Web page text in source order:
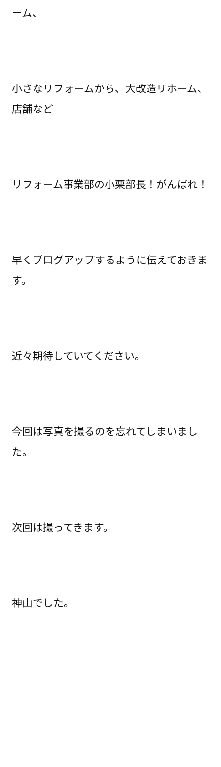
ーム、
小さなリフォームから、大改造リホーム、
店舗など
リフォーム事業部の小栗部長！がんばれ！
早くブログアップするように伝えておきま
す。
近々期待していてください。
今回は写真を撮るのを忘れてしまいまし
た。
次回は撮ってきます。
神山でした。